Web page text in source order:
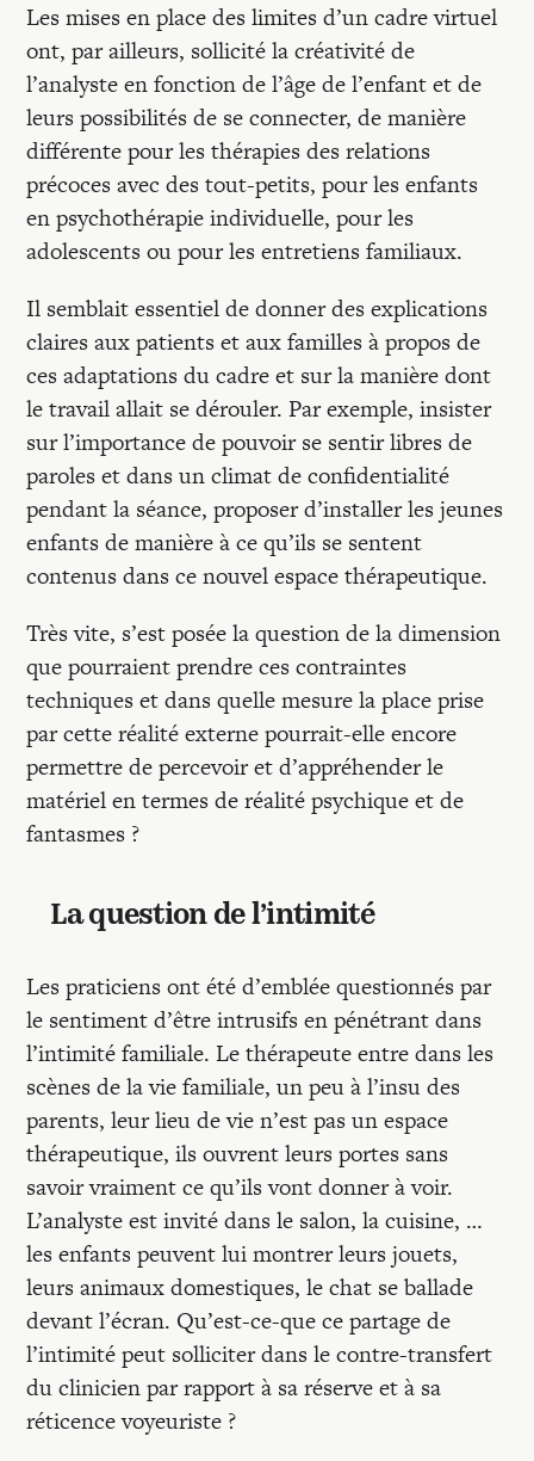
Les mises en place des limites d’un cadre virtuel
ont, par ailleurs, sollicité la créativité de
l’analyste en fonction de l’âge de l’enfant et de
leurs possibilités de se connecter, de manière
différente pour les thérapies des relations
précoces avec des tout-petits, pour les enfants
en psychothérapie individuelle, pour les
adolescents ou pour les entretiens familiaux.
Il semblait essentiel de donner des explications
claires aux patients et aux familles à propos de
ces adaptations du cadre et sur la manière dont
le travail allait se dérouler. Par exemple, insister
sur l’importance de pouvoir se sentir libres de
paroles et dans un climat de confidentialité
pendant la séance, proposer d’installer les jeunes
enfants de manière à ce qu’ils se sentent
contenus dans ce nouvel espace thérapeutique.
Très vite, s’est posée la question de la dimension
que pourraient prendre ces contraintes
techniques et dans quelle mesure la place prise
par cette réalité externe pourrait-elle encore
permettre de percevoir et d’appréhender le
matériel en termes de réalité psychique et de
fantasmes ?
La question de l’intimité
Les praticiens ont été d’emblée questionnés par
le sentiment d’être intrusifs en pénétrant dans
l’intimité familiale. Le thérapeute entre dans les
scènes de la vie familiale, un peu à l’insu des
parents, leur lieu de vie n’est pas un espace
thérapeutique, ils ouvrent leurs portes sans
savoir vraiment ce qu’ils vont donner à voir.
L’analyste est invité dans le salon, la cuisine, …
les enfants peuvent lui montrer leurs jouets,
leurs animaux domestiques, le chat se ballade
devant l’écran. Qu’est-ce-que ce partage de
l’intimité peut solliciter dans le contre-transfert
du clinicien par rapport à sa réserve et à sa
réticence voyeuriste ?